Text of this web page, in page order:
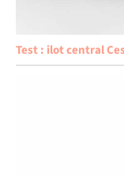
Test : ilot central